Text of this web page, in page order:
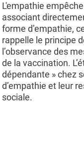
L'empathie
associant
forme d’empathie,
rappelle le principe
l’observance des
de la vaccination.
dépendante » chez
d’empathie et leur
sociale.